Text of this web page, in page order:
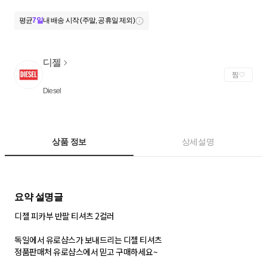
평균7일내 배송 시작 (주말, 공휴일 제외)
디젤
Diesel
찜
상품 정보 상세설명
요약 설명글
디젤 피카부 반팔 티셔츠 2컬러
독일에서 유로샵스가 보내드리는 디젤 티셔츠
정품판매처 유로샵스에서 믿고 구매하세요~